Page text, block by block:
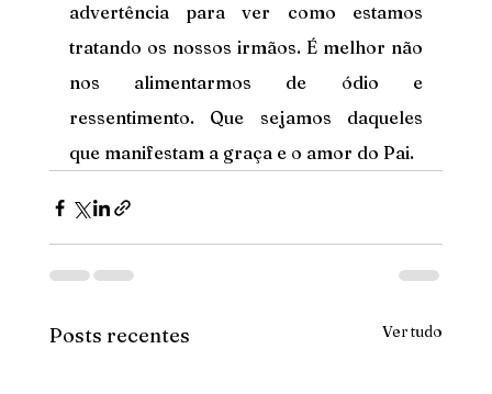
advertência para ver como estamos
tratando os nossos irmãos. É melhor não
nos alimentarmos de ódio e
ressentimento. Que sejamos daqueles
que manifestam a graça e o amor do Pai.
Posts recentes Ver tudo